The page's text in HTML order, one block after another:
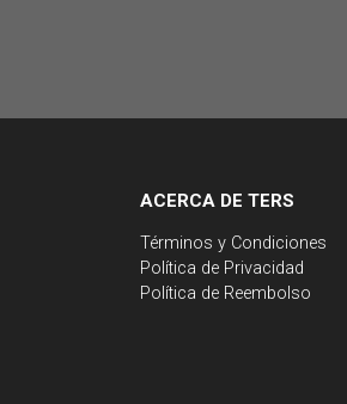
ACERCA DE TERS
Términos y Condiciones
Política de Privacidad
Política de Reembolso